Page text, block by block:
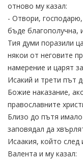
отново му казал:
- Отвори,
бъде благополучна,
Тия думи поразили
някои от неговите
намерение и царят
Исакий и трети път
Божие наказание,
православните
Близо до пътя
заповядал да
Исаакия, който
Валента и му казал: